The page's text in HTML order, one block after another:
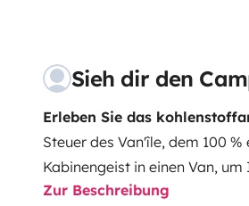
Sieh dir den
Erleben Sie das
Steuer des Van'île, dem 100
Kabinengeist in einen Van,
Van’île, einem kleinen
Zur Beschreibung